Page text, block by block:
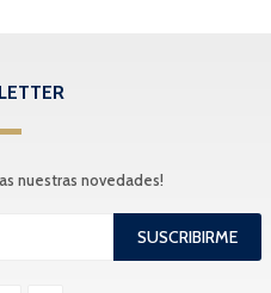
nuestras novedades!
SUSCRIBIRME